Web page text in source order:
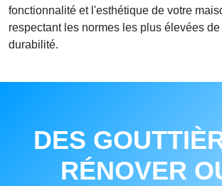
fonctionnalité et l'esthétique de votre
respectant les normes les plus élevées
durabilité.
DES
RÉNOVER